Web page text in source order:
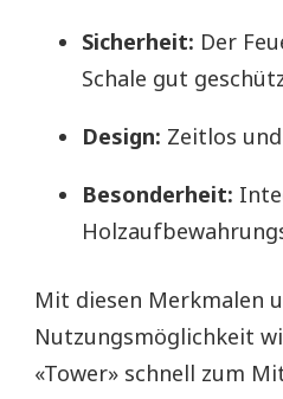
Sicherheit: Der
Schale gut
Design: Zeitlos
Besonderheit:
Mit diesen Merkmalen
Nutzungsmöglichkeit
«Tower» schnell zum